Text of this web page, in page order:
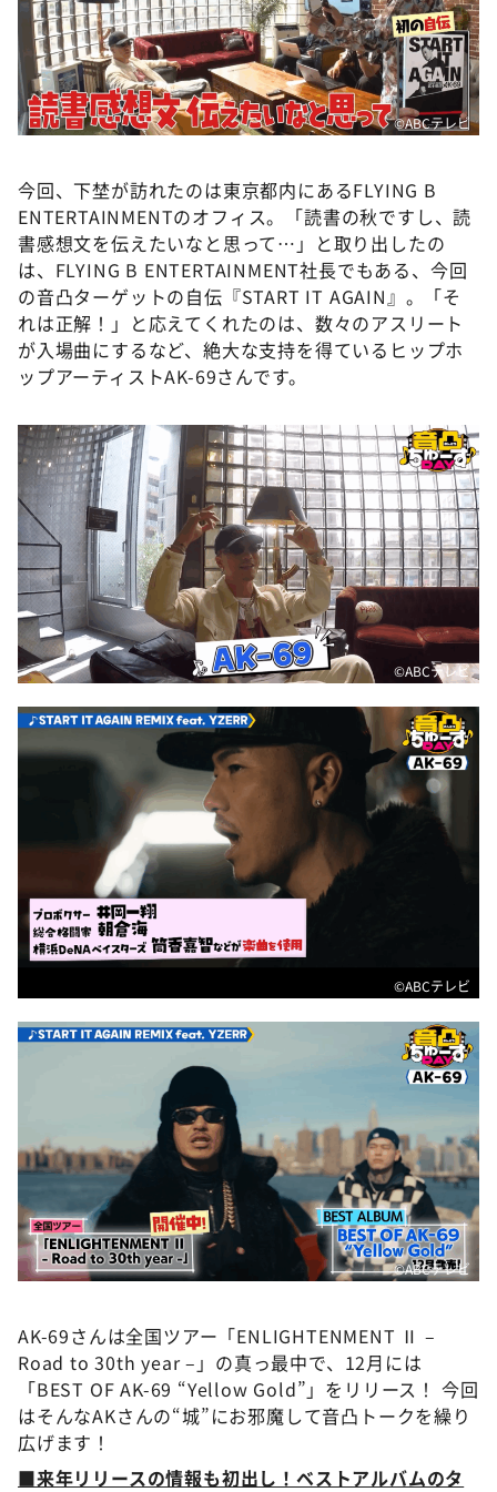
©ABCテレビ
今回、下埜が訪れたのは東京都内にあるFLYING B
ENTERTAINMENTのオフィス。「読書の秋ですし、読
書感想文を伝えたいなと思って…」と取り出したの
は、FLYING B ENTERTAINMENT社長でもある、今回
の音凸ターゲットの自伝『START IT AGAIN』。「そ
れは正解！」と応えてくれたのは、数々のアスリート
が入場曲にするなど、絶大な支持を得ているヒップホ
ップアーティストAK-69さんです。
©ABCテレビ
©ABCテレビ
©ABCテレビ
AK-69さんは全国ツアー「ENLIGHTENMENT Ⅱ –
Road to 30th year –」の真っ最中で、12月には
「BEST OF AK-69 “Yellow Gold”」をリリース！ 今回
はそんなAKさんの“城”にお邪魔して音凸トークを繰り
広げます！
■来年リリースの情報も初出し！ベストアルバムのタ